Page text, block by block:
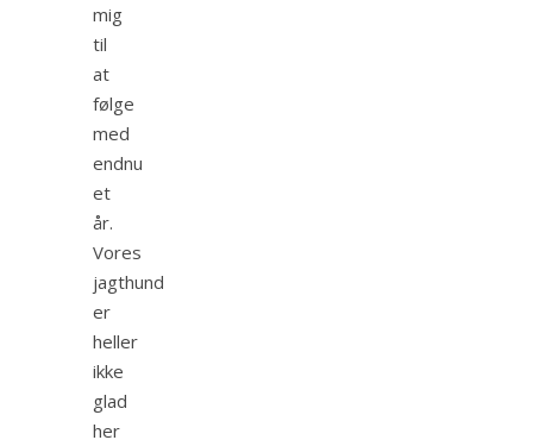
mig
til
at
følge
med
endnu
et
år.
Vores
jagthund
er
heller
ikke
glad
her